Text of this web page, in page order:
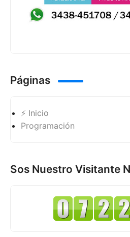
Páginas
⚡ Inicio
Programación
Sos Nuestro Visitante